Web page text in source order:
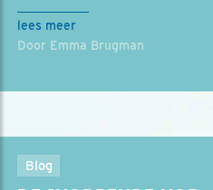
lees meer
Door Emma Brugman
Blog